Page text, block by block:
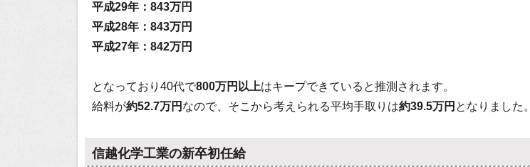
平成29年：843万円
平成28年：843万円
平成27年：842万円
となっており40代で800万円以上はキープできていると推測されます。
給料が約52.7万円 なので、そこから考えられる平均手取りは約39.5万円 となりました。
信越化学工業の新卒初任給